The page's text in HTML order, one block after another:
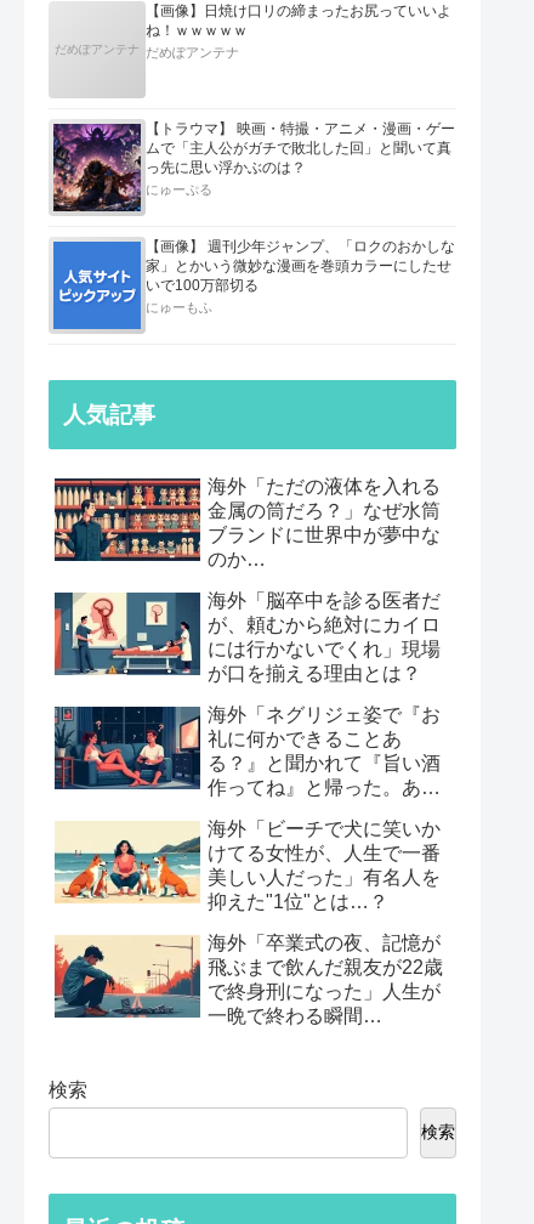
だめぽアンテナ
【画像】日焼け口リの締まったお尻っていいよ
ね！ｗｗｗｗｗ
だめぽアンテナ
【トラウマ】 映画・特撮・アニメ・漫画・ゲー
ムで「主人公がガチで敗北した回」と聞いて真
っ先に思い浮かぶのは？
にゅーぷる
【画像】 週刊少年ジャンプ、「ロクのおかしな
家」とかいう微妙な漫画を巻頭カラーにしたせ
いで100万部切る
にゅーもふ
人気記事
海外「ただの液体を入れる
金属の筒だろ？」なぜ水筒
ブランドに世界中が夢中な
のか…
海外「脳卒中を診る医者だ
が、頼むから絶対にカイロ
には行かないでくれ」現場
が口を揃える理由とは？
海外「ネグリジェ姿で『お
礼に何かできることあ
る？』と聞かれて『旨い酒
作ってね』と帰った。あれ
る男たちの後悔談…
海外「ビーチで犬に笑いか
けてる女性が、人生で一番
美しい人だった」有名人を
抑えた"1位"とは…？
海外「卒業式の夜、記憶が
飛ぶまで飲んだ親友が22歳
で終身刑になった」人生が
一晩で終わる瞬間…
検索
検索